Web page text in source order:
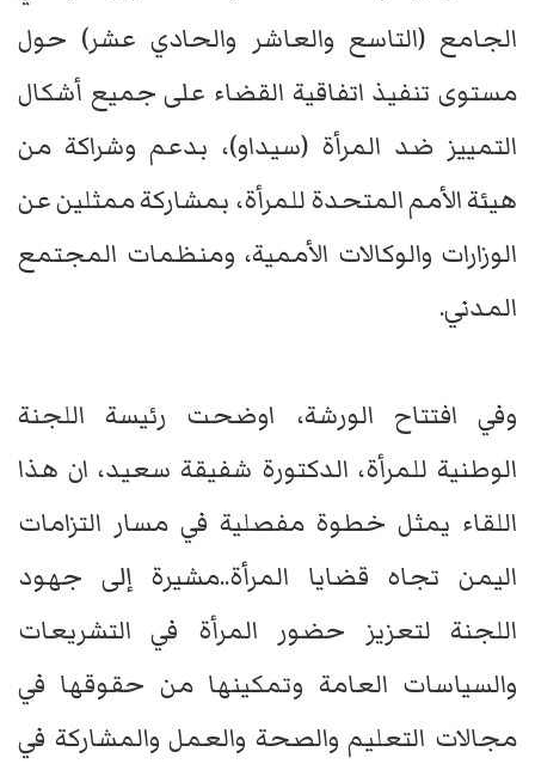
الجامع (التاسع والعاشر والحادي عشر) حول
مستوى تنفيذ اتفاقية القضاء على جميع أشكال
التمييز ضد المرأة (سيداو)، بدعم وشراكة من
هيئة الأمم المتحدة للمرأة، بمشاركة ممثلين عن
الوزارات والوكالات الأممية، ومنظمات المجتمع
المدني.
وفي افتتاح الورشة، اوضحت رئيسة اللجنة
الوطنية للمرأة، الدكتورة شفيقة سعيد، ان هذا
اللقاء يمثل خطوة مفصلية في مسار التزامات
اليمن تجاه قضايا المرأة..مشيرة إلى جهود
اللجنة لتعزيز حضور المرأة في التشريعات
والسياسات العامة وتمكينها من حقوقها في
مجالات التعليم والصحة والعمل والمشاركة في